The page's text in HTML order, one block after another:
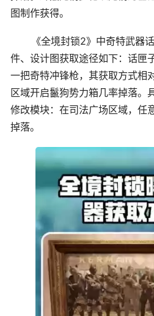
图制作获得。
《全境封锁2》中奇特武器
件、设计图获取途径如下：话匣
一把奇特冲锋枪，其获取方式相
区域开启鬣狗势力箱几率掉落。
修改模块：在司法广场区域，任
掉落。